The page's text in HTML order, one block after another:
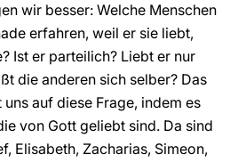
wir besser: Welche Menschen
erfahren, weil er sie liebt,
Ist er parteilich? Liebt er nur
die anderen sich selber? Das
auf diese Frage, indem es
von Gott geliebt sind. Da sind
Elisabeth, Zacharias, Simeon,